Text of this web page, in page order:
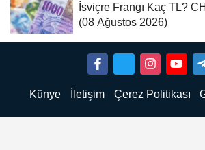
İsviçre Frangı Kaç TL?
(08 Ağustos 2026)
Künye İletişim Çerez Politikası